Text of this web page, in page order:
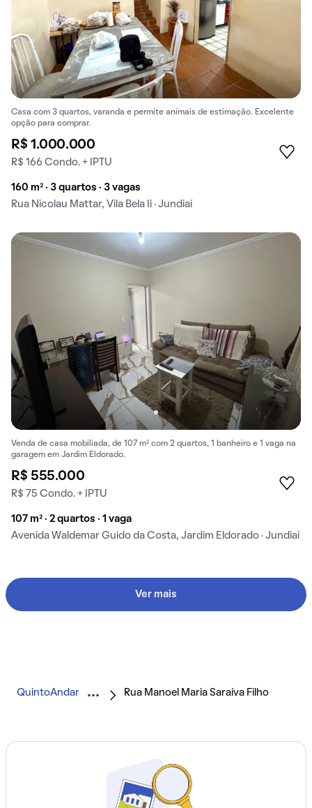
Casa com 3 quartos, varanda e permite animais de estimação. Excelente
opção para comprar.
R$ 1.000.000
R$ 166 Condo. + IPTU
160 m² · 3 quartos · 3 vagas
Rua Nicolau Mattar, Vila Bela Ii · Jundiaí
Venda de casa mobiliada, de 107 m² com 2 quartos, 1 banheiro e 1 vaga na
garagem em Jardim Eldorado.
R$ 555.000
R$ 75 Condo. + IPTU
107 m² · 2 quartos · 1 vaga
Avenida Waldemar Guido da Costa, Jardim Eldorado · Jundiaí
Ver mais
QuintoAndar Rua Manoel Maria Saraíva Filho